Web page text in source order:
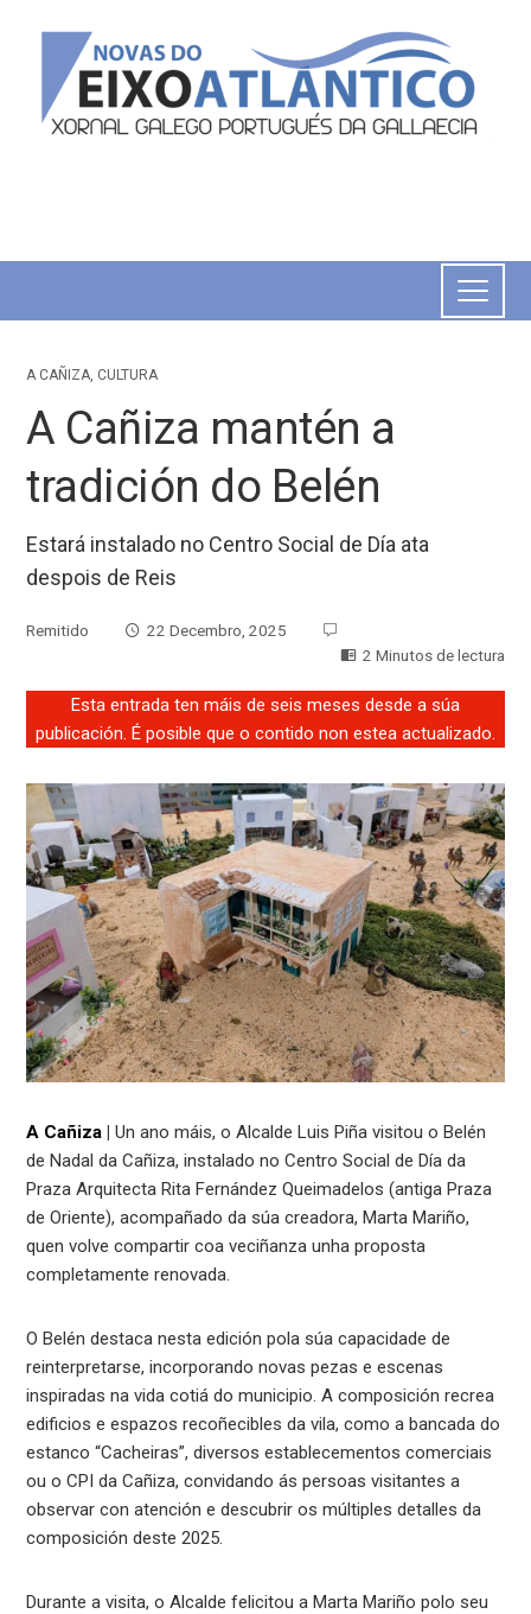
A CAÑIZA, CULTURA
A Cañiza mantén a
tradición do Belén
Estará instalado no Centro Social de Día ata
despois de Reis
Remitido
22 Decembro, 2025
2 Minutos de lectura
Esta entrada ten máis de seis meses desde a súa
publicación. É posible que o contido non estea actualizado.
A Cañiza | Un ano máis, o Alcalde Luis Piña visitou o Belén
de Nadal da Cañiza, instalado no Centro Social de Día da
Praza Arquitecta Rita Fernández Queimadelos (antiga Praza
de Oriente), acompañado da súa creadora, Marta Mariño,
quen volve compartir coa veciñanza unha proposta
completamente renovada.
O Belén destaca nesta edición pola súa capacidade de
reinterpretarse, incorporando novas pezas e escenas
inspiradas na vida cotiá do municipio. A composición recrea
edificios e espazos recoñecibles da vila, como a bancada do
estanco “Cacheiras”, diversos establecementos comerciais
ou o CPI da Cañiza, convidando ás persoas visitantes a
observar con atención e descubrir os múltiples detalles da
composición deste 2025.
Durante a visita, o Alcalde felicitou a Marta Mariño polo seu